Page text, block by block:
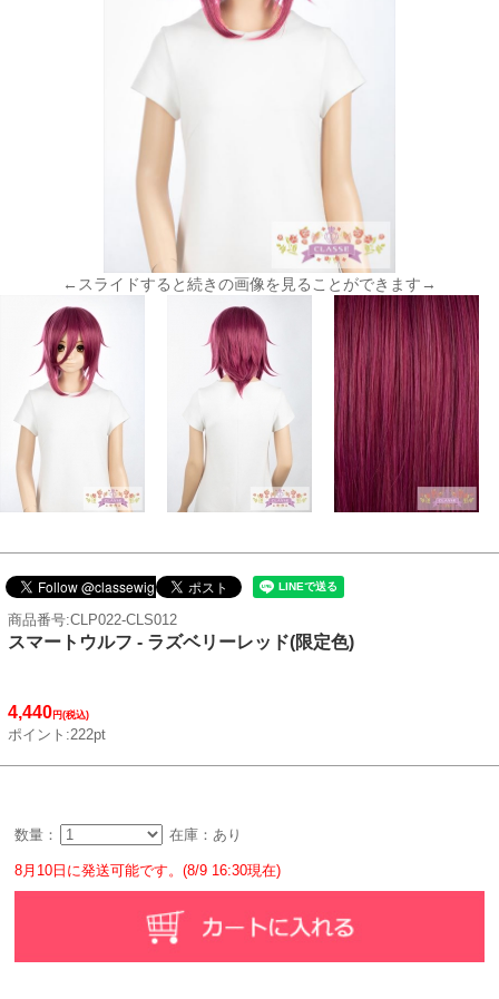
←スライドすると続きの画像を見ることができます→
商品番号:CLP022-CLS012
スマートウルフ - ラズベリーレッド(限定色)
4,440円(税込)
ポイント:222pt
数量： 在庫：あり
8月10日に発送可能です。(8/9 16:30現在)